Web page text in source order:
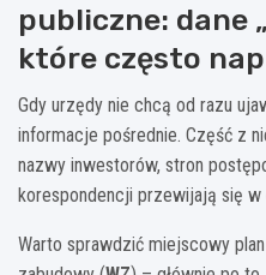
publiczne: dane
które często
Gdy urzędy nie chcą od razu
informacje pośrednie. Część z
nazwy inwestorów, stron
korespondencji przewijają się w
Warto sprawdzić miejscowy